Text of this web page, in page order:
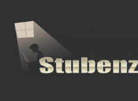
Inhalt
springen